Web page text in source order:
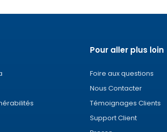
Pour aller plus loin
Foire aux questions
Nous Contacter
Témoignages Clients
Support Client